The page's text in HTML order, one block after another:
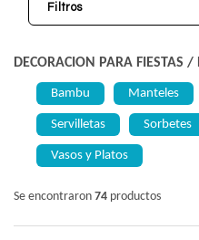
Filtros
DECORACION PARA FIESTAS /
Bambu Manteles
Servilletas Sorbetes
Vasos y Platos
Se encontraron 74 productos